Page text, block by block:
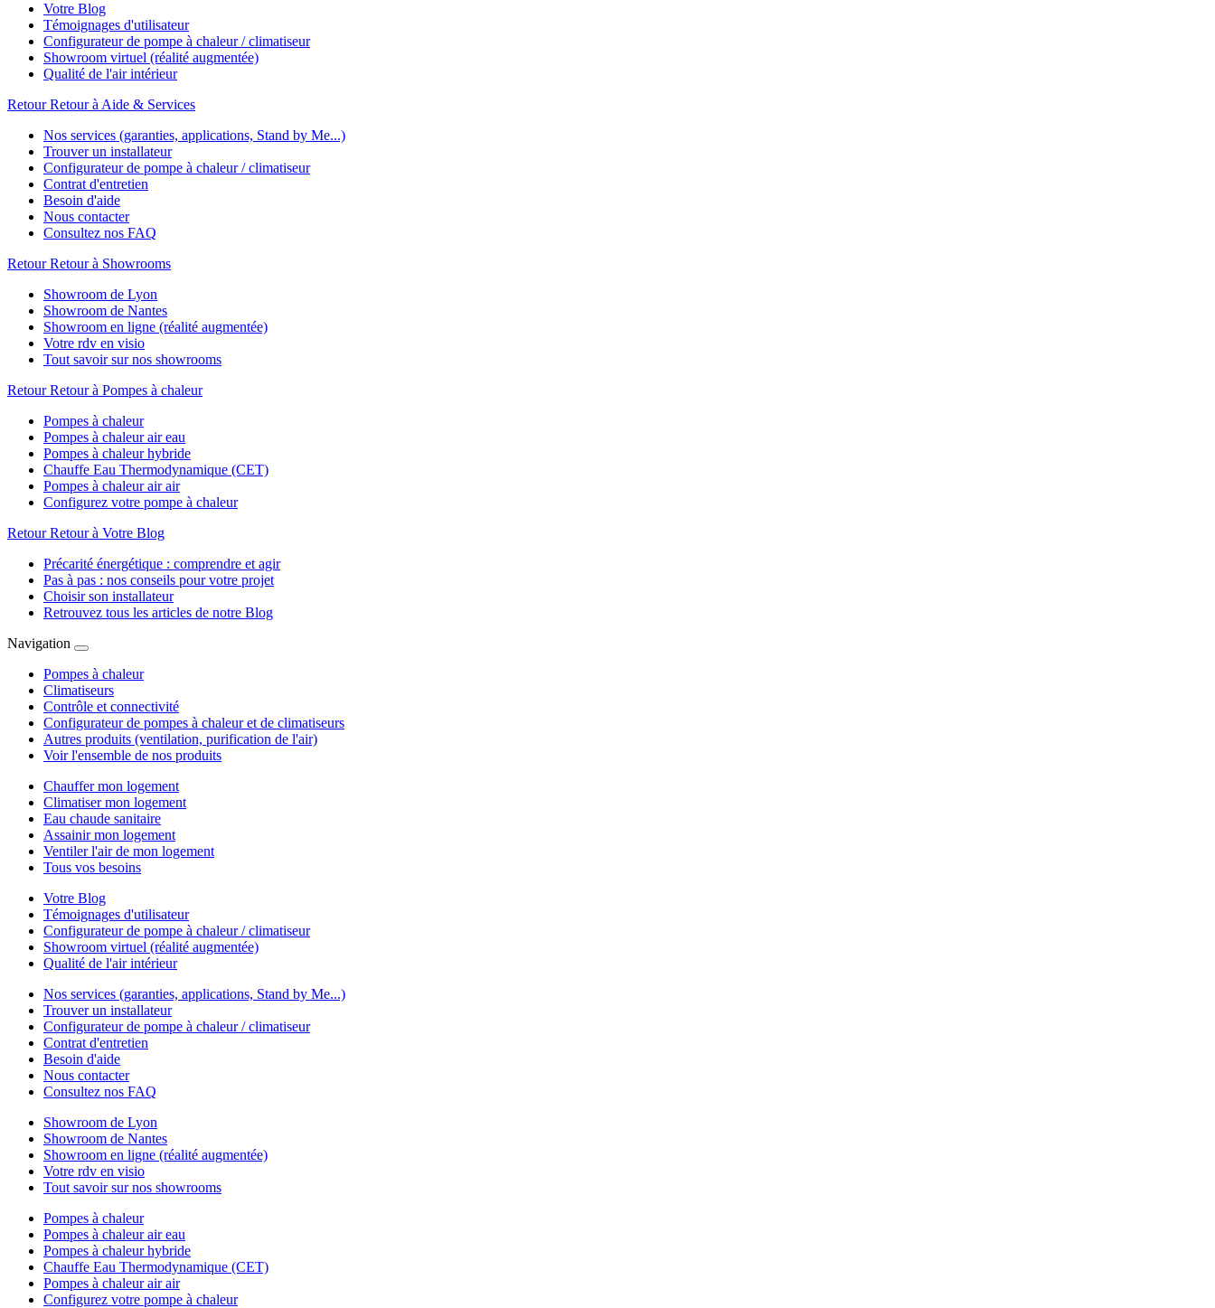
Votre Blog
Témoignages d'utilisateur
Configurateur de pompe à chaleur / climatiseur
Showroom virtuel (réalité augmentée)
Qualité de l'air intérieur
Retour Retour à Aide & Services
Nos services (garanties, applications, Stand by Me...)
Trouver un installateur
Configurateur de pompe à chaleur / climatiseur
Contrat d'entretien
Besoin d'aide
Nous contacter
Consultez nos FAQ
Retour Retour à Showrooms
Showroom de Lyon
Showroom de Nantes
Showroom en ligne (réalité augmentée)
Votre rdv en visio
Tout savoir sur nos showrooms
Retour Retour à Pompes à chaleur
Pompes à chaleur
Pompes à chaleur air eau
Pompes à chaleur hybride
Chauffe Eau Thermodynamique (CET)
Pompes à chaleur air air
Configurez votre pompe à chaleur
Retour Retour à Votre Blog
Précarité énergétique : comprendre et agir
Pas à pas : nos conseils pour votre projet
Choisir son installateur
Retrouvez tous les articles de notre Blog
Navigation
Pompes à chaleur
Climatiseurs
Contrôle et connectivité
Configurateur de pompes à chaleur et de climatiseurs
Autres produits (ventilation, purification de l'air)
Voir l'ensemble de nos produits
Chauffer mon logement
Climatiser mon logement
Eau chaude sanitaire
Assainir mon logement
Ventiler l'air de mon logement
Tous vos besoins
Votre Blog
Témoignages d'utilisateur
Configurateur de pompe à chaleur / climatiseur
Showroom virtuel (réalité augmentée)
Qualité de l'air intérieur
Nos services (garanties, applications, Stand by Me...)
Trouver un installateur
Configurateur de pompe à chaleur / climatiseur
Contrat d'entretien
Besoin d'aide
Nous contacter
Consultez nos FAQ
Showroom de Lyon
Showroom de Nantes
Showroom en ligne (réalité augmentée)
Votre rdv en visio
Tout savoir sur nos showrooms
Pompes à chaleur
Pompes à chaleur air eau
Pompes à chaleur hybride
Chauffe Eau Thermodynamique (CET)
Pompes à chaleur air air
Configurez votre pompe à chaleur